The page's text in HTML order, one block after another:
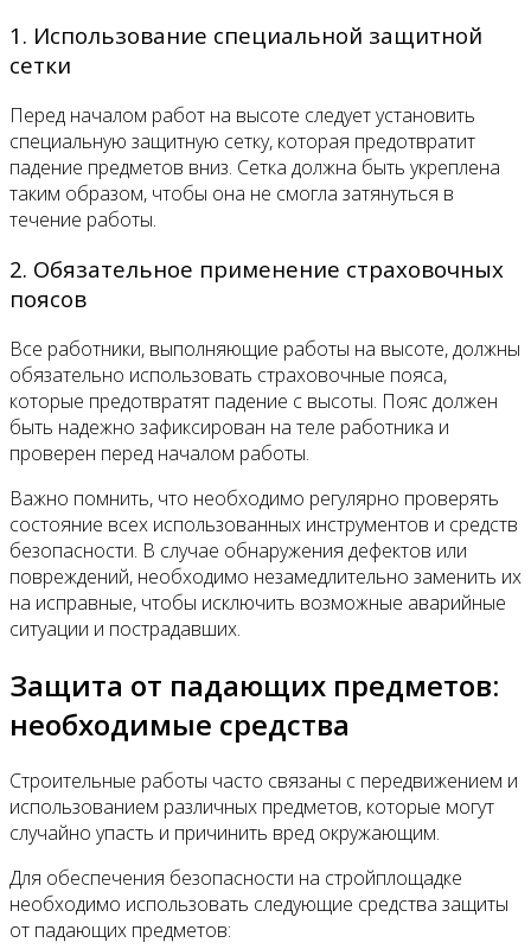
1. Использование специальной защитной
сетки
Перед началом работ на высоте следует установить
специальную защитную сетку, которая предотвратит
падение предметов вниз. Сетка должна быть укреплена
таким образом, чтобы она не смогла затянуться в
течение работы.
2. Обязательное применение страховочных
поясов
Все работники, выполняющие работы на высоте, должны
обязательно использовать страховочные пояса,
которые предотвратят падение с высоты. Пояс должен
быть надежно зафиксирован на теле работника и
проверен перед началом работы.
Важно помнить, что необходимо регулярно проверять
состояние всех использованных инструментов и средств
безопасности. В случае обнаружения дефектов или
повреждений, необходимо незамедлительно заменить их
на исправные, чтобы исключить возможные аварийные
ситуации и пострадавших.
Защита от падающих предметов:
необходимые средства
Строительные работы часто связаны с передвижением и
использованием различных предметов, которые могут
случайно упасть и причинить вред окружающим.
Для обеспечения безопасности на стройплощадке
необходимо использовать следующие средства защиты
от падающих предметов: